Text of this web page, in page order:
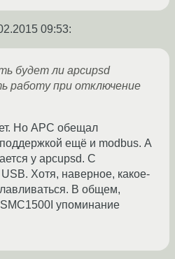
09:53:
будет ли apcupsd
работу при отключение
Но APC обещал
ещё и modbus. А
у apcupsd. С
Хотя, наверное, какое-
В общем,
SMC1500I упоминание